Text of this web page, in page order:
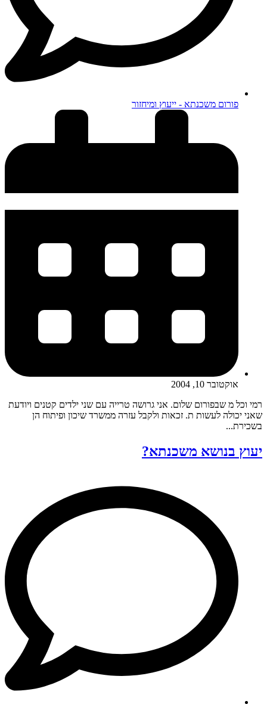
פורום משכנתא - ייעוץ ומיחזור
אוקטובר 10, 2004
רמי וכל מ שבפורום שלום. אני גרושה טרייה עם שני ילדים קטנים ויודעת
שאני יכולה לעשות ת. זכאות ולקבל עזרה ממשרד שיכון ופיתוח הן
בשכירת...
יעוץ בנושא משכנתא?